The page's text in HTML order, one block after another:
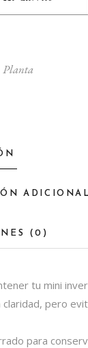
Planta
ADICIONAL
(0)
tu mini
claridad, pero
para